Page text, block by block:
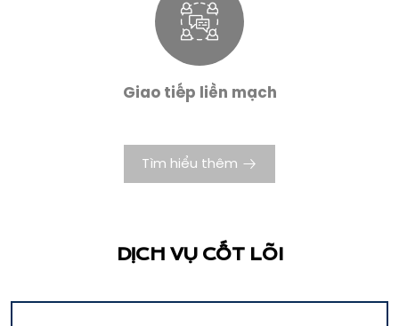
Giao tiếp liền mạch
Tìm hiểu thêm
DỊCH VỤ CỐT LÕI